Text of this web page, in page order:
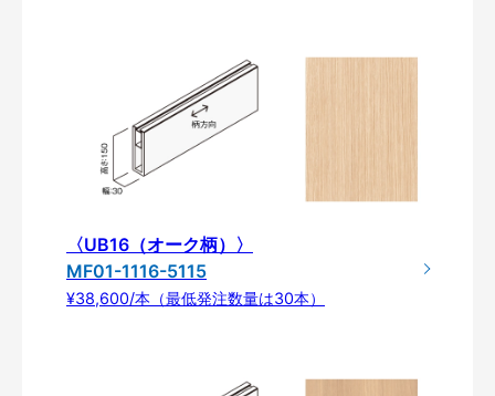
〈UB16（オーク柄）〉
MF01-1116-5115
¥38,600/本（最低発注数量は30本）